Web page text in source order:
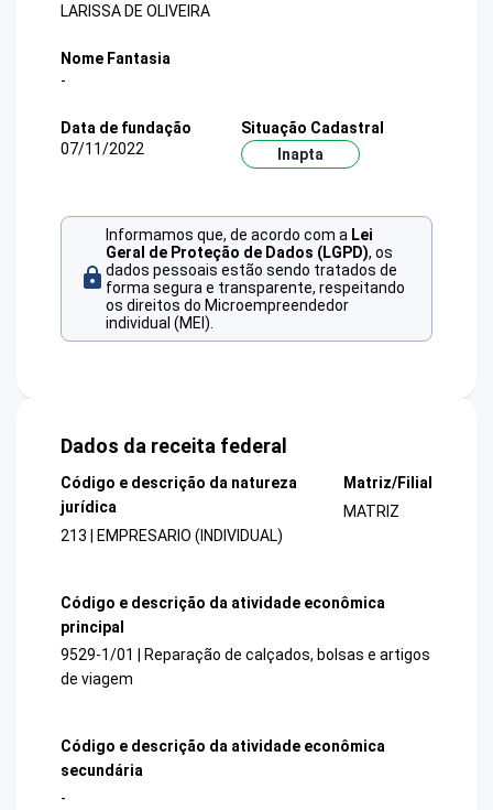
LARISSA DE OLIVEIRA
Nome Fantasia
-
Data de fundação
07/11/2022
Situação Cadastral
Inapta
Informamos que, de acordo com a Lei
Geral de Proteção de Dados (LGPD), os
dados pessoais estão sendo tratados de
forma segura e transparente, respeitando
os direitos do Microempreendedor
individual (MEI).
Dados da receita federal
Código e descrição da natureza
jurídica
213 | EMPRESARIO (INDIVIDUAL)
Matriz/Filial
MATRIZ
Código e descrição da atividade econômica
principal
9529-1/01 | Reparação de calçados, bolsas e artigos
de viagem
Código e descrição da atividade econômica
secundária
-